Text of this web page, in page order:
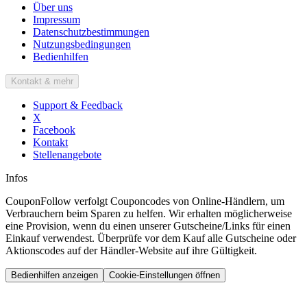
Über uns
Impressum
Datenschutzbestimmungen
Nutzungsbedingungen
Bedienhilfen
Kontakt & mehr
Support & Feedback
X
Facebook
Kontakt
Stellenangebote
Infos
CouponFollow verfolgt Couponcodes von Online-Händlern, um
Verbrauchern beim Sparen zu helfen. Wir erhalten möglicherweise
eine Provision, wenn du einen unserer Gutscheine/Links für einen
Einkauf verwendest. Überprüfe vor dem Kauf alle Gutscheine oder
Aktionscodes auf der Händler-Website auf ihre Gültigkeit.
Bedienhilfen anzeigen Cookie-Einstellungen öffnen